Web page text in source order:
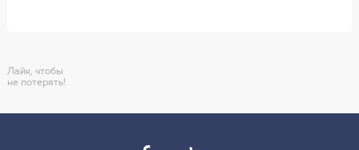
Лайк, чтобы
не потерять!